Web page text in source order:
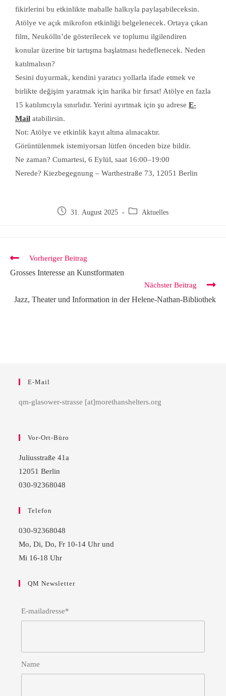
fikirlerini bu etkinlikte mahalle halkıyla paylaşabileceksin.
Atölye ve açık mikrofon etkinliği belgelenecek. Ortaya çıkan
film, Neukölln’de gösterilecek ve toplumu ilgilendiren
konular üzerine bir tartışma başlatması hedeflenecek. Neden
katılmalısın?
Sesini duyurmak, kendini yaratıcı yollarla ifade etmek ve
birlikte değişim yaratmak için harika bir fırsat! Atölye en fazla
15 katılımcıyla sınırlıdır. Yerini ayırtmak için şu adrese E-
Mail atabilirsin.
Not: Atölye ve etkinlik kayıt altına alınacaktır.
Görüntülenmek istemiyorsan lütfen önceden bize bildir.
Ne zaman? Cumartesi, 6 Eylül, saat 16:00–19:00
Nerede? Kiezbegegnung – Warthestraße 73, 12051 Berlin
31. August 2025 Aktuelles
Vorheriger Beitrag
Grosses Interesse an Kunstformaten
Nächster Beitrag
Jazz, Theater und Information in der Helene-Nathan-Bibliothek
E-Mail
qm-glasower-strasse [at]morethanshelters.org
Vor-Ort-Büro
Juliusstraße 41a
12051 Berlin
030-92368048
Telefon
030-92368048
Mo, Di, Do, Fr 10-14 Uhr und
Mi 16-18 Uhr
QM Newsletter
E-mailadresse*
Name